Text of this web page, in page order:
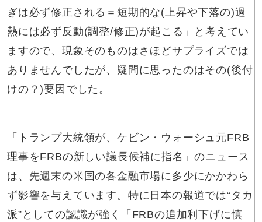
ぎは必ず修正される＝短期的な(上昇や下落の)過
熱には必ず反動(調整/修正)が起こる」と考えてい
ますので、現象そのものはさほどサプライズでは
ありませんでしたが、疑問に思ったのはその(後付
けの？)要因でした。
「トランプ大統領が、ケビン・ウォーシュ元FRB
理事をFRBの新しい議長候補に指名」のニュース
は、先週末の米国の各金融市場に多少にかかわら
ず影響を与えています。特に日本の報道では“タカ
派”としての認識が強く「FRBの追加利下げに慎